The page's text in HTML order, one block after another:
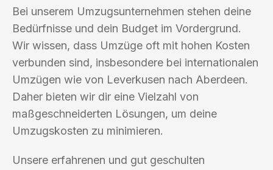
Bei unserem Umzugsunternehmen stehen deine
Bedürfnisse und dein Budget im Vordergrund.
Wir wissen, dass Umzüge oft mit hohen Kosten
verbunden sind, insbesondere bei internationalen
Umzügen wie von Leverkusen nach Aberdeen.
Daher bieten wir dir eine Vielzahl von
maßgeschneiderten Lösungen, um deine
Umzugskosten zu minimieren.
Unsere erfahrenen und gut geschulten